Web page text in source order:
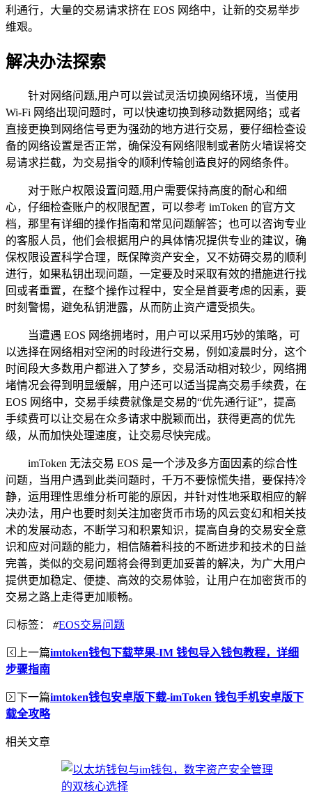
利通行，大量的交易请求挤在 EOS 网络中，让新的交易举步
维艰。
解决办法探索
针对网络问题,用户可以尝试灵活切换网络环境，当使用
Wi-Fi 网络出现问题时，可以快速切换到移动数据网络；或者
直接更换到网络信号更为强劲的地方进行交易，要仔细检查设
备的网络设置是否正常，确保没有网络限制或者防火墙误将交
易请求拦截，为交易指令的顺利传输创造良好的网络条件。
对于账户权限设置问题,用户需要保持高度的耐心和细
心，仔细检查账户的权限配置，可以参考 imToken 的官方文
档，那里有详细的操作指南和常见问题解答；也可以咨询专业
的客服人员，他们会根据用户的具体情况提供专业的建议，确
保权限设置科学合理，既保障资产安全，又不妨碍交易的顺利
进行，如果私钥出现问题，一定要及时采取有效的措施进行找
回或者重置，在整个操作过程中，安全是首要考虑的因素，要
时刻警惕，避免私钥泄露，从而防止资产遭受损失。
当遭遇 EOS 网络拥堵时，用户可以采用巧妙的策略，可
以选择在网络相对空闲的时段进行交易，例如凌晨时分，这个
时间段大多数用户都进入了梦乡，交易活动相对较少，网络拥
堵情况会得到明显缓解，用户还可以适当提高交易手续费，在
EOS 网络中，交易手续费就像是交易的“优先通行证”，提高
手续费可以让交易在众多请求中脱颖而出，获得更高的优先
级，从而加快处理速度，让交易尽快完成。
imToken 无法交易 EOS 是一个涉及多方面因素的综合性
问题，当用户遇到此类问题时，千万不要惊慌失措，要保持冷
静，运用理性思维分析可能的原因，并针对性地采取相应的解
决办法，用户也要时刻关注加密货币市场的风云变幻和相关技
术的发展动态，不断学习和积累知识，提高自身的交易安全意
识和应对问题的能力，相信随着科技的不断进步和技术的日益
完善，类似的交易问题将会得到更加妥善的解决，为广大用户
提供更加稳定、便捷、高效的交易体验，让用户在加密货币的
交易之路上走得更加顺畅。
标签： #EOS交易问题
上一篇imtoken钱包下载苹果-IM 钱包导入钱包教程，详细
步骤指南
下一篇imtoken钱包安卓版下载-imToken 钱包手机安卓版下
载全攻略
相关文章